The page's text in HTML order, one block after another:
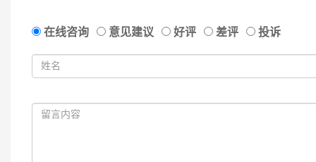
在线咨询 意见建议 好评 差评 投诉